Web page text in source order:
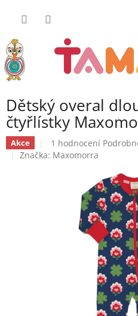
Dětský overal
čtyřlístky
Akce
Průměrné
hodnocení
hvězdiček.
1 hodnocení
Značka: Maxomorra